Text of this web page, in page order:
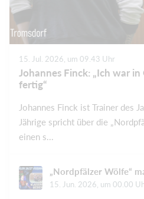
15. Jul. 2026, um 09.43 Uhr
Johannes Finck: „Ich war
fertig“
Johannes Finck ist Trainer des
Jährige spricht über die
einen s...
15. Jun. 2026, um 00.00